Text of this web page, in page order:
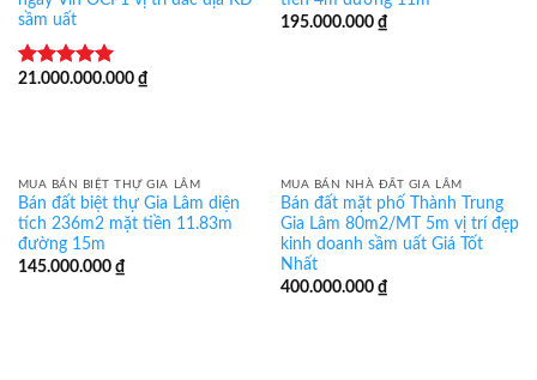
sầm uất
Rated5.00
21.000.000.000 ₫
195.000.000 ₫
MUA BÁN BIỆT THỰ GIA LÂM
Bán đất biệt thự Gia Lâm diện
tích 236m2 mặt tiền 11.83m
đường 15m
145.000.000 ₫
MUA BÁN NHÀ ĐẤT GIA LÂM
Bán đất mặt phố Thành Trung
Gia Lâm 80m2/MT 5m vị trí đẹp
kinh doanh sầm uất Giá Tốt
Nhất
400.000.000 ₫